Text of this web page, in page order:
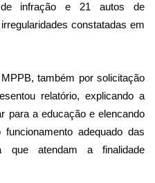
infração e 21 autos de
constatadas em
também por solicitação
relatório, explicando a
para a educação e elencando
adequado das
que atendam a finalidade